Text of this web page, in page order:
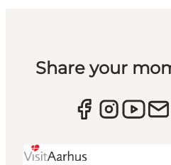
Share your